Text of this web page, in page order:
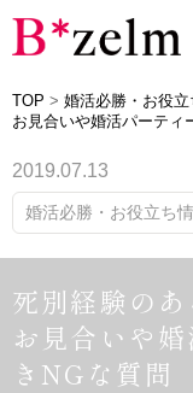
TOP > 婚活必勝・お役立
お見合いや婚活パーティ
2019.07.13
婚活必勝・お役立ち
死別経験の
お見合いや
きNGな質問